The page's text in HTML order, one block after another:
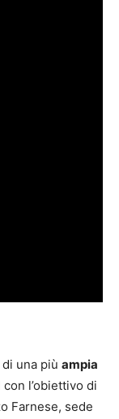
una più ampia
con l’obiettivo di
Farnese, sede